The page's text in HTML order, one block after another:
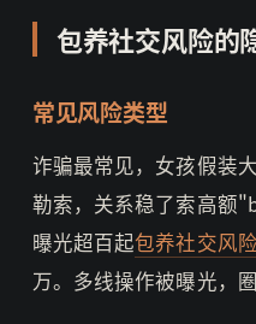
包养社交风险的
常见风险类型
诈骗最常见，女孩假装
勒索，关系稳了索高额
曝光超百起包养社交风险
万。多线操作被曝光，